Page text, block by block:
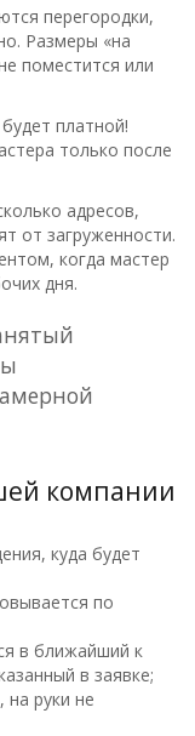
перегородки,
Размеры «на
поместится или
платной!
только после
адресов,
от загруженности.
когда мастер
дня.
компании
куда будет
по
в ближайший к
в заявке;
на руки не